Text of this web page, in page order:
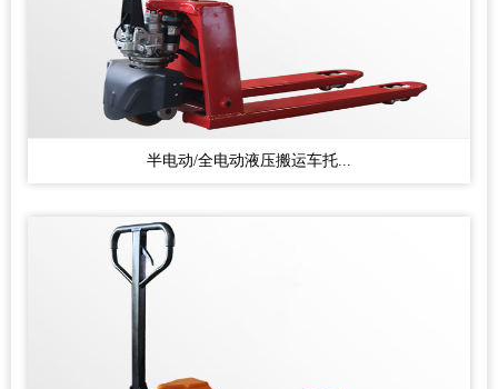
半电动/全电动液压搬运车托...